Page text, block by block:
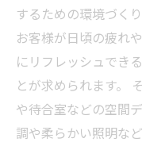
するための環境づく
お客様が日頃の疲れ
にリフレッシュでき
とが求められます。
や待合室などの空間
調や柔らかい照明な